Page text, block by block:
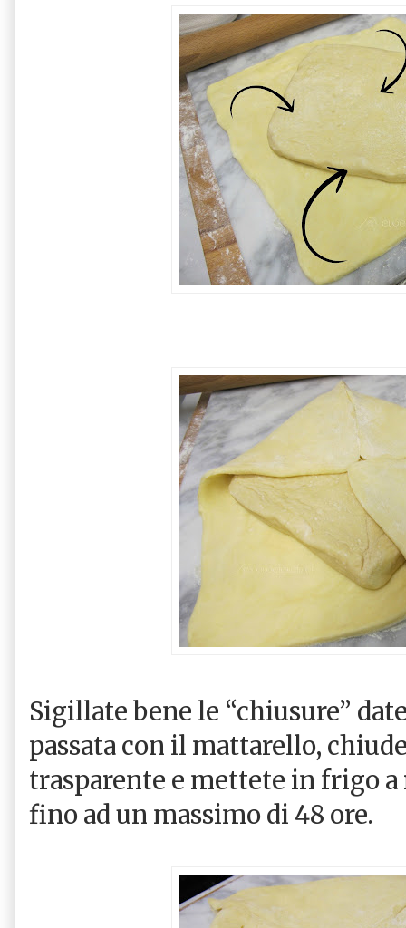
Sigillate bene le “chiusure”
passata con il mattarello,
trasparente e mettete in frigo
fino ad un massimo di 48 ore.